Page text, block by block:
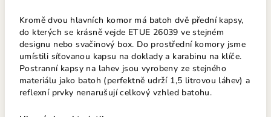
Kromě dvou hlavních komor má batoh dvě přední kapsy,
do kterých se krásně vejde ETUE 26039 ve stejném
designu nebo svačinový box. Do prostřední komory jsme
umístili síťovanou kapsu na doklady a karabinu na klíče.
Postranní kapsy na lahev jsou vyrobeny ze stejného
materiálu jako batoh (perfektně udrží 1,5 litrovou láhev) a
reflexní prvky nenarušují celkový vzhled batohu.